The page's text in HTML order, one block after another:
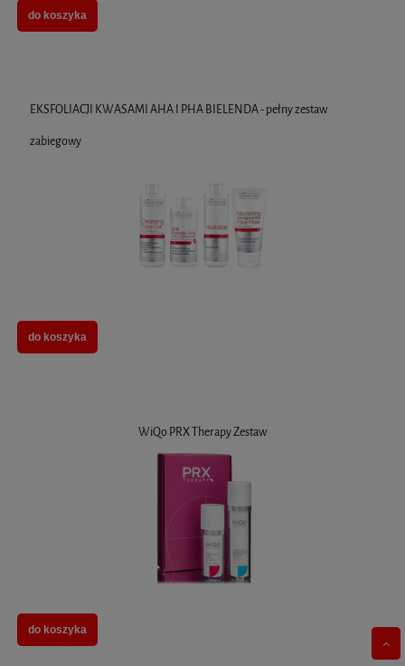
do koszyka
EKSFOLIACJI KWASAMI AHA I PHA BIELENDA - pełny zestaw
zabiegowy
do koszyka
WiQo PRX Therapy Zestaw
do koszyka